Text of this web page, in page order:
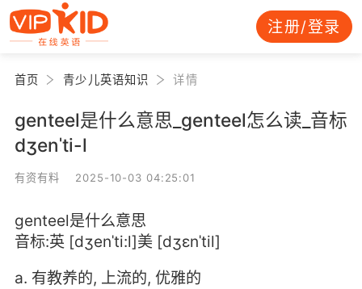
注册/登录
首页 青少儿英语知识 详情
genteel是什么意思_genteel怎么读_音标
dʒenˈti-l
有资有料 2025-10-03 04:25:01
genteel是什么意思
音标:英 [dʒenˈti:l]美 [dʒɛnˈtil]
a. 有教养的, 上流的, 优雅的